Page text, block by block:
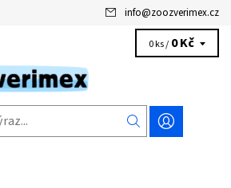
info@zoozverimex.cz
0 ks / 0 Kč